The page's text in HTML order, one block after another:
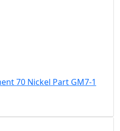
70 Nickel Part GM7-1